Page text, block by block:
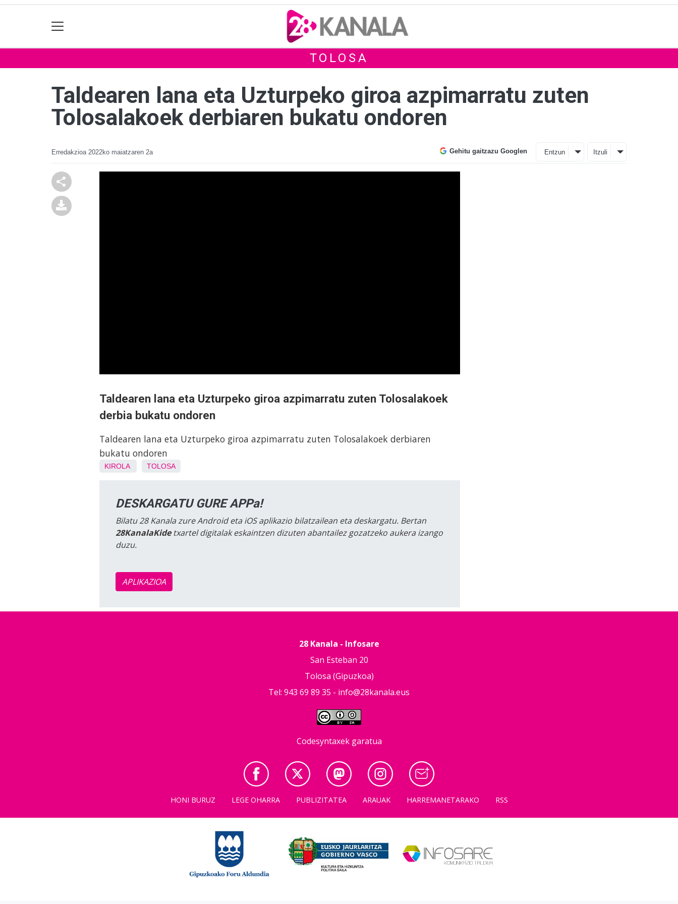
TOLOSA
Taldearen lana eta Uzturpeko giroa azpimarratu zuten
Tolosalakoek derbiaren bukatu ondoren
Erredakzioa 2022ko maiatzaren 2a Gehitu gaitzazu Googlen Entzun Itzuli
Taldearen lana eta Uzturpeko giroa azpimarratu zuten Tolosalakoek
derbia bukatu ondoren
Taldearen lana eta Uzturpeko giroa azpimarratu zuten Tolosalakoek derbiaren
bukatu ondoren
KIROLA TOLOSA
DESKARGATU GURE APPa!
Bilatu 28 Kanala zure Android eta iOS aplikazio bilatzailean eta deskargatu. Bertan
28KanalaKidetxartel digitalak eskaintzen dizuten abantailez gozatzeko aukera izango
duzu.
APLIKAZIOA
28 Kanala - Infosare
San Esteban 20
Tolosa (Gipuzkoa)
Tel: 943 69 89 35 - info@28kanala.eus
Codesyntaxek garatua
HONI BURUZ LEGE OHARRA PUBLIZITATEA ARAUAK HARREMANETARAKO RSS